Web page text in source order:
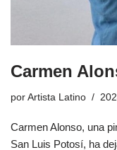
Carmen
por Artista Latino
Carmen Alonso, una
San Luis Potosí, ha